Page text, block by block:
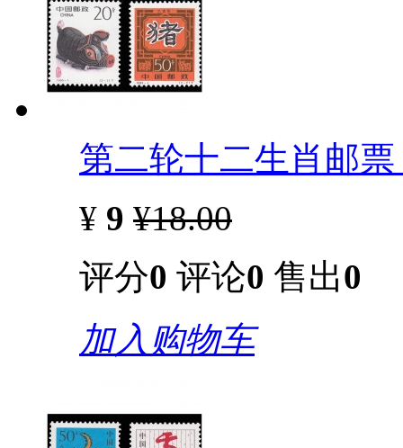
第二轮十二生肖邮
¥ 9 ¥18.00
评分0 评论0 售出0
加入购物车